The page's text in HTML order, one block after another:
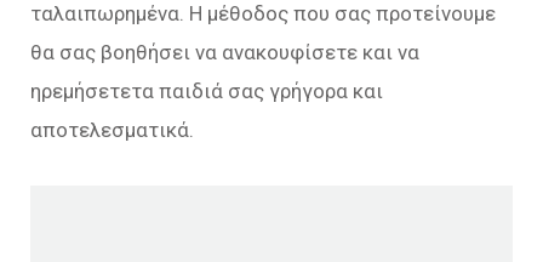
ταλαιπωρημένα. Η μέθοδος που σας προτείνουμε
θα σας βοηθήσει να ανακουφίσετε και να
ηρεμήσετετα παιδιά σας γρήγορα και
αποτελεσματικά.